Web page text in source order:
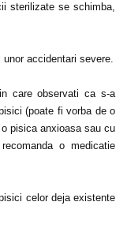
sterilizate se schimba,
accidentari severe.
care observati ca s-a
(poate fi vorba de o
pisica anxioasa sau cu
o medicatie
celor deja existente